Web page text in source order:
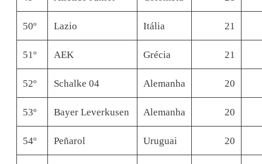
50º Lazio Itália 21
51º AEK Grécia 21
52º Schalke 04 Alemanha 20
53º Bayer Leverkusen Alemanha 20
54º Peñarol Uruguai 20